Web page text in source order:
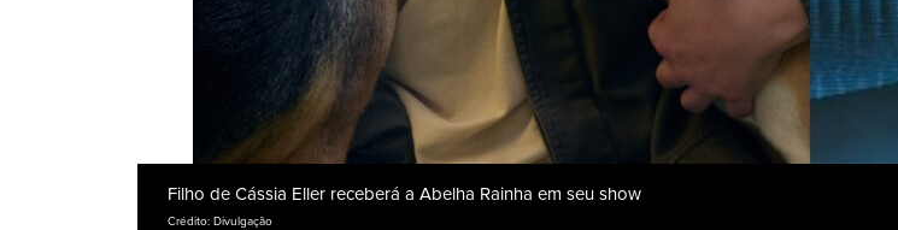
Filho de Cássia Eller receberá a Abelha Rainha em seu show
Crédito: Divulgação